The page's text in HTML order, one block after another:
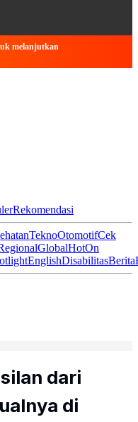
melanjutkan
Rekomendasi
TeknoOtomotifCek
GlobalHotOn
EnglishDisabilitasBerita
dari
di